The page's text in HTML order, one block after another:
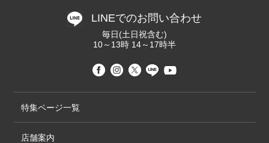
LINEでのお問い合わせ
毎日(土日祝含む)
10～13時 14～17時半
特集ページ一覧
店舗案内